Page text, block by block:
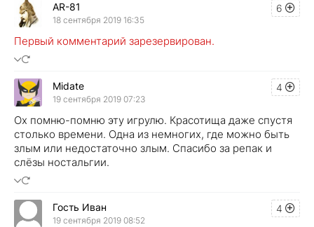
6
AR-81
18 сентября 2019 16:35
Первый комментарий зарезервирован.
4
Midate
19 сентября 2019 07:23
Ох помню-помню эту игрулю. Красотища даже спустя
столько времени. Одна из немногих, где можно быть
злым или недостаточно злым. Спасибо за репак и
слёзы ностальгии.
4
Гость Иван
19 сентября 2019 08:52